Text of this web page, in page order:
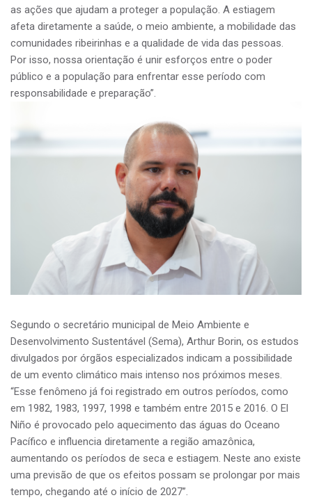
as ações que ajudam a proteger a população. A estiagem
afeta diretamente a saúde, o meio ambiente, a mobilidade das
comunidades ribeirinhas e a qualidade de vida das pessoas.
Por isso, nossa orientação é unir esforços entre o poder
público e a população para enfrentar esse período com
responsabilidade e preparação”.
Segundo o secretário municipal de Meio Ambiente e
Desenvolvimento Sustentável (Sema), Arthur Borin, os estudos
divulgados por órgãos especializados indicam a possibilidade
de um evento climático mais intenso nos próximos meses.
“Esse fenômeno já foi registrado em outros períodos, como
em 1982, 1983, 1997, 1998 e também entre 2015 e 2016. O El
Niño é provocado pelo aquecimento das águas do Oceano
Pacífico e influencia diretamente a região amazônica,
aumentando os períodos de seca e estiagem. Neste ano existe
uma previsão de que os efeitos possam se prolongar por mais
tempo, chegando até o início de 2027”.